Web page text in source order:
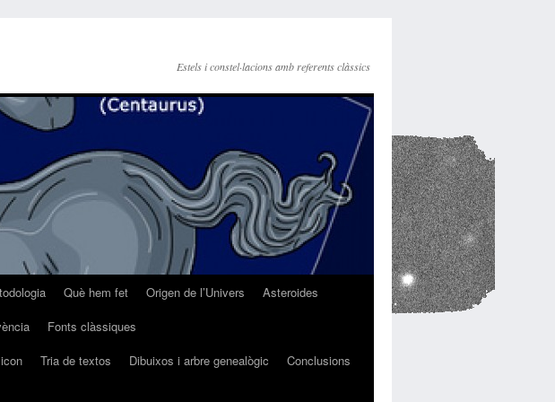
Estels i constel·lacions amb referents clàssics
Què hem fet Origen de l’Univers
Asteroides
Fonts clàssiques
Tria de textos Dibuixos i arbre genealògic
Conclusions